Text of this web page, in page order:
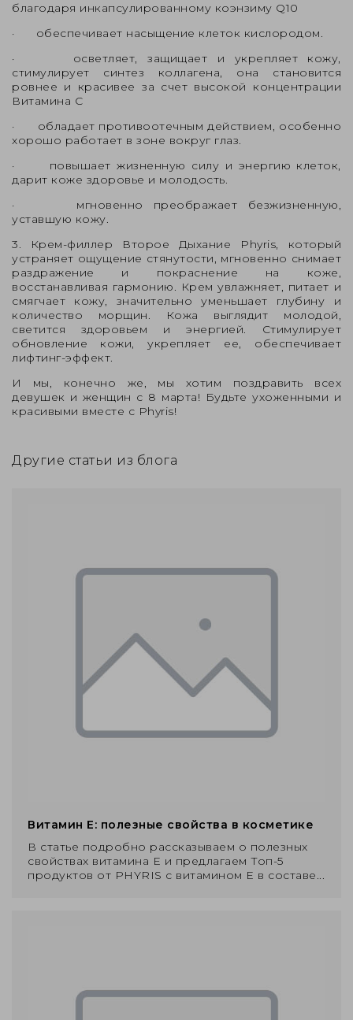
благодаря инкапсулированному коэнзиму Q10
· обеспечивает насыщение клеток кислородом.
· осветляет, защищает и укрепляет кожу,
стимулирует синтез коллагена, она становится
ровнее и красивее за счет высокой концентрации
Витамина С
· обладает противоотечным действием, особенно
хорошо работает в зоне вокруг глаз.
· повышает жизненную силу и энергию клеток,
дарит коже здоровье и молодость.
· мгновенно преображает безжизненную,
уставшую кожу.
3. Крем-филлер Второе Дыхание Phyris, который
устраняет ощущение стянутости, мгновенно снимает
раздражение и покраснение на коже,
восстанавливая гармонию. Крем увлажняет, питает и
смягчает кожу, значительно уменьшает глубину и
количество морщин. Кожа выглядит молодой,
светится здоровьем и энергией. Стимулирует
обновление кожи, укрепляет ее, обеспечивает
лифтинг-эффект.
И мы, конечно же, мы хотим поздравить всех
девушек и женщин с 8 марта! Будьте ухоженными и
красивыми вместе с Phyris!
Другие статьи из блога
Витамин Е: полезные свойства в косметике
В статье подробно рассказываем о полезных
свойствах витамина Е и предлагаем Топ-5
продуктов от PHYRIS с витамином Е в составе...